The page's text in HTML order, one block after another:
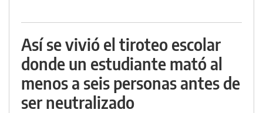
Así se vivió el tiroteo escolar
donde un estudiante mató al
menos a seis personas antes de
ser neutralizado